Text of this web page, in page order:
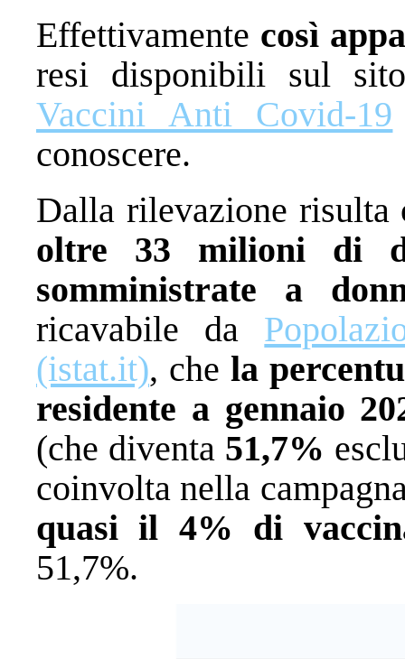
Effettivamente così
resi disponibili sul
Vaccini Anti Covid-19
conoscere.
Dalla rilevazione
oltre 33 milioni di
somministrate a
ricavabile da
(istat.it), che la
residente a gennaio
(che diventa 51,7%
coinvolta nella
quasi il 4% di
51,7%.